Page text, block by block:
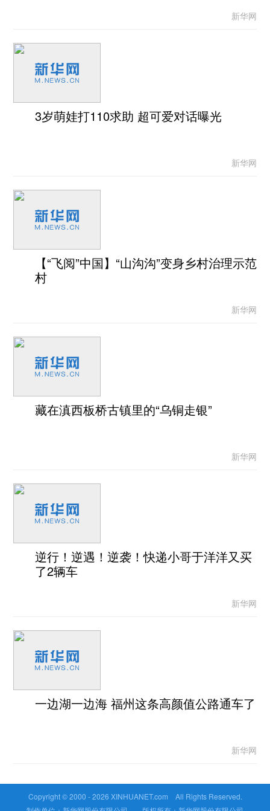
新华网
3岁萌娃打110求助 超可爱对话曝光
新华网
【“飞阅”中国】“山沟沟”变身乡村治理示范
村
新华网
藏在滇西板桥古镇里的“乌铜走银”
新华网
逆行！逆遇！逆袭！快递小哥于洋洋又买
了2辆车
新华网
一边湖一边海 福州这条高颜值公路通车了
新华网
Copyright © 2000 -2026 XINHUANET.com All Rights Reserved.